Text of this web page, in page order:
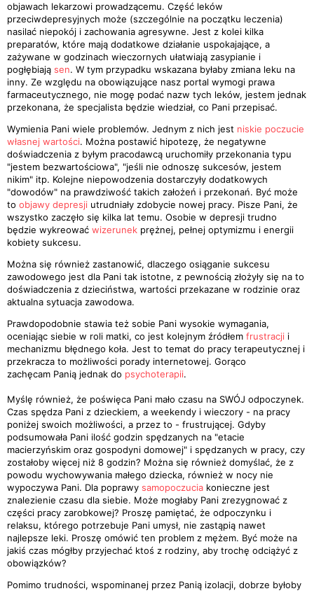
objawach lekarzowi prowadzącemu. Część leków
przeciwdepresyjnych może (szczególnie na początku leczenia)
nasilać niepokój i zachowania agresywne. Jest z kolei kilka
preparatów, które mają dodatkowe działanie uspokajające, a
zażywane w godzinach wieczornych ułatwiają zasypianie i
pogłębiają sen. W tym przypadku wskazana byłaby zmiana leku na
inny. Ze względu na obowiązujące nasz portal wymogi prawa
farmaceutycznego, nie mogę podać nazw tych leków, jestem jednak
przekonana, że specjalista będzie wiedział, co Pani przepisać.
Wymienia Pani wiele problemów. Jednym z nich jest niskie poczucie
własnej wartości. Można postawić hipotezę, że negatywne
doświadczenia z byłym pracodawcą uruchomiły przekonania typu
"jestem bezwartościowa", "jeśli nie odnoszę sukcesów, jestem
nikim" itp. Kolejne niepowodzenia dostarczyły dodatkowych
"dowodów" na prawdziwość takich założeń i przekonań. Być może
to objawy depresji utrudniały zdobycie nowej pracy. Pisze Pani, że
wszystko zaczęło się kilka lat temu. Osobie w depresji trudno
będzie wykreować wizerunek prężnej, pełnej optymizmu i energii
kobiety sukcesu.
Można się również zastanowić, dlaczego osiąganie sukcesu
zawodowego jest dla Pani tak istotne, z pewnością złożyły się na to
doświadczenia z dzieciństwa, wartości przekazane w rodzinie oraz
aktualna sytuacja zawodowa.
Prawdopodobnie stawia też sobie Pani wysokie wymagania,
oceniając siebie w roli matki, co jest kolejnym źródłem frustracji i
mechanizmu błędnego koła. Jest to temat do pracy terapeutycznej i
przekracza to możliwości porady internetowej. Gorąco
zachęcam Panią jednak do psychoterapii.
Myślę również, że poświęca Pani mało czasu na SWÓJ odpoczynek.
Czas spędza Pani z dzieckiem, a weekendy i wieczory - na pracy
poniżej swoich możliwości, a przez to - frustrującej. Gdyby
podsumowała Pani ilość godzin spędzanych na "etacie
macierzyńskim oraz gospodyni domowej" i spędzanych w pracy, czy
zostałoby więcej niż 8 godzin? Można się również domyślać, że z
powodu wychowywania małego dziecka, również w nocy nie
wypoczywa Pani. Dla poprawy samopoczucia konieczne jest
znalezienie czasu dla siebie. Może mogłaby Pani zrezygnować z
części pracy zarobkowej? Proszę pamiętać, że odpoczynku i
relaksu, którego potrzebuje Pani umysł, nie zastąpią nawet
najlepsze leki. Proszę omówić ten problem z mężem. Być może na
jakiś czas mógłby przyjechać ktoś z rodziny, aby trochę odciążyć z
obowiązków?
Pomimo trudności, wspominanej przez Panią izolacji, dobrze byłoby